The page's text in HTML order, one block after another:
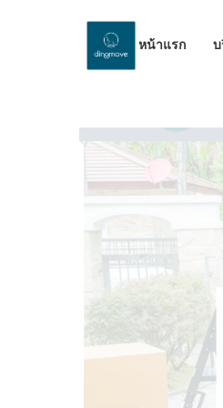
หน้าแรก บ